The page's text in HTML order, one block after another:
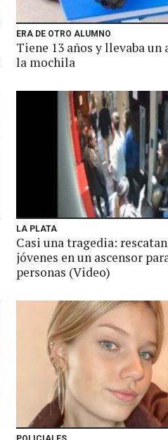
ERA DE OTRO ALUMNO
Tiene 13 años y llevaba un
la mochila
LA PLATA
Casi una tragedia:
jóvenes en un ascensor
personas (Video)